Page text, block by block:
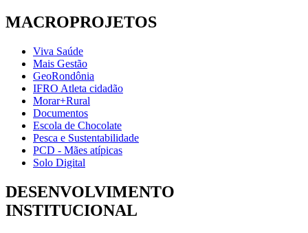
MACROPROJETOS
Viva Saúde
Mais Gestão
GeoRondônia
IFRO Atleta cidadão
Morar+Rural
Documentos
Escola de Chocolate
Pesca e Sustentabilidade
PCD - Mães atípicas
Solo Digital
DESENVOLVIMENTO
INSTITUCIONAL